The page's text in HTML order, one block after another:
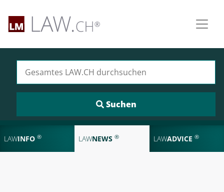
LAWINFO ® LAWNEWS ® LAWADVICE ®